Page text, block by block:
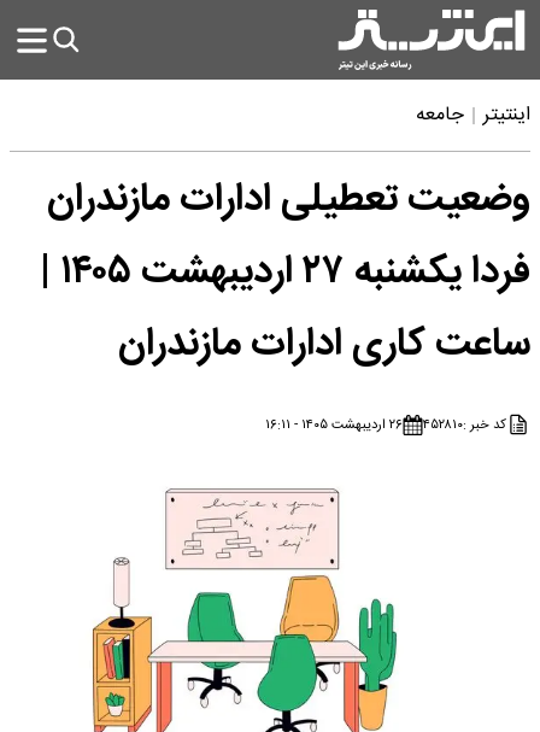
اینتیتر جامعه
وضعیت تعطیلی ادارات مازندران
فردا یکشنبه ۲۷ اردیبهشت ۱۴۰۵ |
ساعت کاری ادارات مازندران
کد خبر :۴۵۲۸۱۰ ۲۶ اردیبهشت ۱۴۰۵ - ۱۶:۱۱